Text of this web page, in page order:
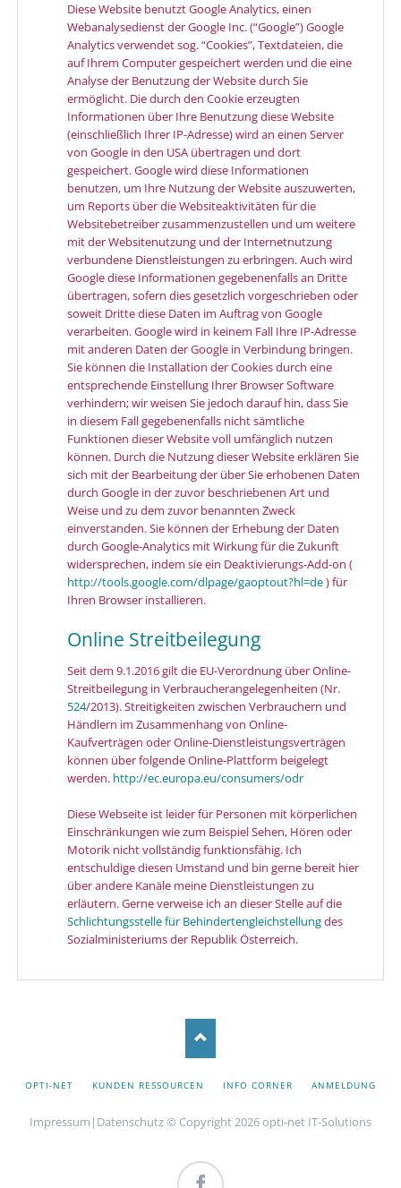
Diese Website benutzt Google Analytics, einen
Webanalysedienst der Google Inc. (“Google”) Google
Analytics verwendet sog. “Cookies”, Textdateien, die
auf Ihrem Computer gespeichert werden und die eine
Analyse der Benutzung der Website durch Sie
ermöglicht. Die durch den Cookie erzeugten
Informationen über Ihre Benutzung diese Website
(einschließlich Ihrer IP-Adresse) wird an einen Server
von Google in den USA übertragen und dort
gespeichert. Google wird diese Informationen
benutzen, um Ihre Nutzung der Website auszuwerten,
um Reports über die Websiteaktivitäten für die
Websitebetreiber zusammenzustellen und um weitere
mit der Websitenutzung und der Internetnutzung
verbundene Dienstleistungen zu erbringen. Auch wird
Google diese Informationen gegebenenfalls an Dritte
übertragen, sofern dies gesetzlich vorgeschrieben oder
soweit Dritte diese Daten im Auftrag von Google
verarbeiten. Google wird in keinem Fall Ihre IP-Adresse
mit anderen Daten der Google in Verbindung bringen.
Sie können die Installation der Cookies durch eine
entsprechende Einstellung Ihrer Browser Software
verhindern; wir weisen Sie jedoch darauf hin, dass Sie
in diesem Fall gegebenenfalls nicht sämtliche
Funktionen dieser Website voll umfänglich nutzen
können. Durch die Nutzung dieser Website erklären Sie
sich mit der Bearbeitung der über Sie erhobenen Daten
durch Google in der zuvor beschriebenen Art und
Weise und zu dem zuvor benannten Zweck
einverstanden. Sie können der Erhebung der Daten
durch Google-Analytics mit Wirkung für die Zukunft
widersprechen, indem sie ein Deaktivierungs-Add-on (
http://tools.google.com/dlpage/gaoptout?hl=de) für
Ihren Browser installieren.
Online Streitbeilegung
Seit dem 9.1.2016 gilt die EU-Verordnung über Online-
Streitbeilegung in Verbraucherangelegenheiten (Nr.
524/2013). Streitigkeiten zwischen Verbrauchern und
Händlern im Zusammenhang von Online-
Kaufverträgen oder Online-Dienstleistungsverträgen
können über folgende Online-Plattform beigelegt
werden. http://ec.europa.eu/consumers/odr
Diese Webseite ist leider für Personen mit körperlichen
Einschränkungen wie zum Beispiel Sehen, Hören oder
Motorik nicht vollständig funktionsfähig. Ich
entschuldige diesen Umstand und bin gerne bereit hier
über andere Kanäle meine Dienstleistungen zu
erläutern. Gerne verweise ich an dieser Stelle auf die
Schlichtungsstelle für Behindertengleichstellungdes
Sozialministeriums der Republik Österreich.
NAVIGATION
OPTI-NET KUNDEN RESSOURCEN INFO CORNER ANMELDUNG
Impressum | Datenschutz© Copyright 2026 opti-net IT-Solutions